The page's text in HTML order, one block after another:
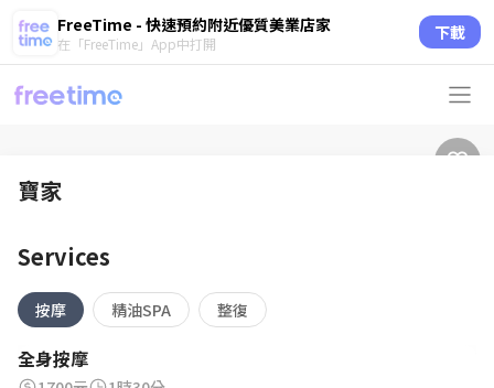
FreeTime - 快速預約附近優質美業店家
在「FreeTime」App中打開 下載
寶家
Services
按摩 精油SPA 整復
全身按摩